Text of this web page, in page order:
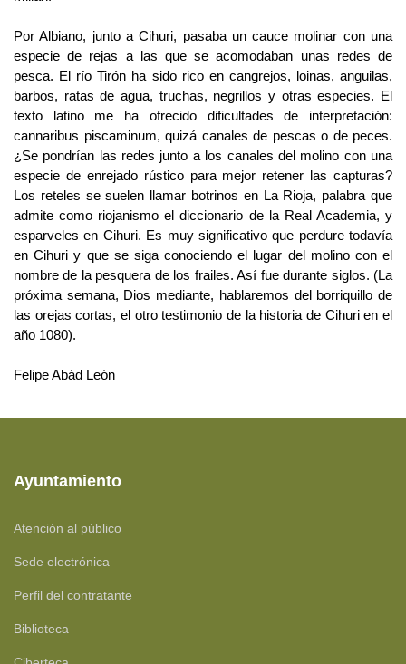
Por Albiano, junto a Cihuri, pasaba un cauce molinar con una
especie de rejas a las que se acomodaban unas redes de
pesca. El río Tirón ha sido rico en cangrejos, loinas, anguilas,
barbos, ratas de agua, truchas, negrillos y otras especies. El
texto latino me ha ofrecido dificultades de interpretación:
cannaribus piscaminum, quizá canales de pescas o de peces.
¿Se pondrían las redes junto a los canales del molino con una
especie de enrejado rústico para mejor retener las capturas?
Los reteles se suelen llamar botrinos en La Rioja, palabra que
admite como riojanismo el diccionario de la Real Academia, y
esparveles en Cihuri. Es muy significativo que perdure todavía
en Cihuri y que se siga conociendo el lugar del molino con el
nombre de la pesquera de los frailes. Así fue durante siglos. (La
próxima semana, Dios mediante, hablaremos del borriquillo de
las orejas cortas, el otro testimonio de la historia de Cihuri en el
año 1080).
Felipe Abád León
Ayuntamiento
Atención al público
Sede electrónica
Perfil del contratante
Biblioteca